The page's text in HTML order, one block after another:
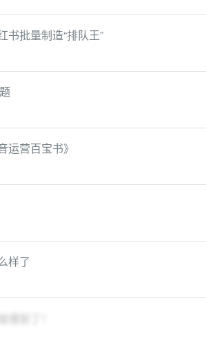
书批量制造“排队王”
营百宝书》
样了
款了！